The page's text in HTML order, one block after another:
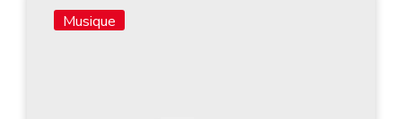
Musique